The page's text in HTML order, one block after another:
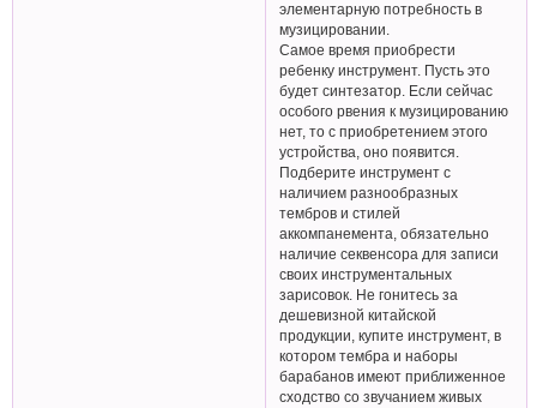
элементарную потребность в
музицировании.
Самое время приобрести
ребенку инструмент. Пусть это
будет синтезатор. Если сейчас
особого рвения к музицированию
нет, то с приобретением этого
устройства, оно появится.
Подберите инструмент с
наличием разнообразных
тембров и стилей
аккомпанемента, обязательно
наличие секвенсора для записи
своих инструментальных
зарисовок. Не гонитесь за
дешевизной китайской
продукции, купите инструмент, в
котором тембра и наборы
барабанов имеют приближенное
сходство со звучанием живых